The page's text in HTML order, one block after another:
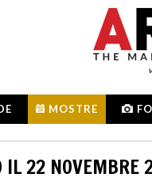
MOSTRE
IL 22 NOVEMBRE